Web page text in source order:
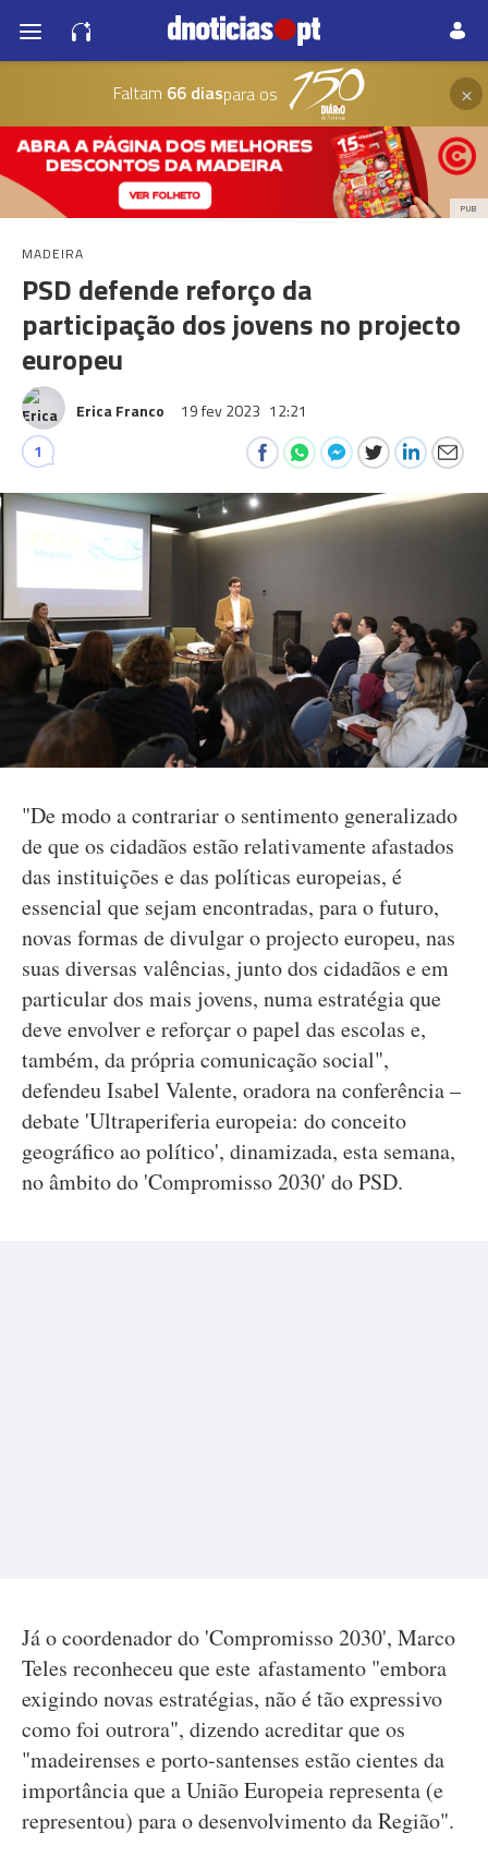
Faltam 66 diaspara os ×
PUB
MADEIRA
PSD defende reforço da
participação dos jovens no projecto
europeu
Erica Franco 19 fev 2023 12:21
1
"De modo a contrariar o sentimento generalizado
de que os cidadãos estão relativamente afastados
das instituições e das políticas europeias, é
essencial que sejam encontradas, para o futuro,
novas formas de divulgar o projecto europeu, nas
suas diversas valências, junto dos cidadãos e em
particular dos mais jovens, numa estratégia que
deve envolver e reforçar o papel das escolas e,
também, da própria comunicação social",
defendeu Isabel Valente, oradora na conferência –
debate 'Ultraperiferia europeia: do conceito
geográfico ao político', dinamizada, esta semana,
no âmbito do 'Compromisso 2030' do PSD.
Já o coordenador do 'Compromisso 2030', Marco
Teles reconheceu que este afastamento "embora
exigindo novas estratégias, não é tão expressivo
como foi outrora", dizendo acreditar que os
"madeirenses e porto-santenses estão cientes da
importância que a União Europeia representa (e
representou) para o desenvolvimento da Região".